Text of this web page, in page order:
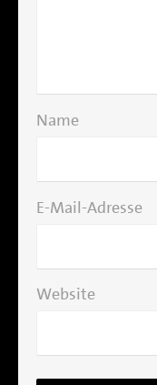
Name
E-Mail-Adresse
Website